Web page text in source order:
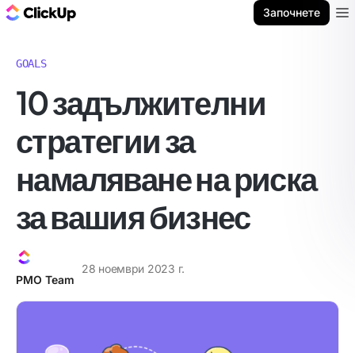
Започнете
GOALS
10 задължителни
стратегии за
намаляване на риска
за вашия бизнес
PMO Team
28 ноември 2023 г.